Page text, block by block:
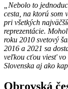
„Nebolo to
cesta, na ktorú som
pri všetkých
reprezentácie.
roku 2010 svetový
2016 a 2021 sa
veľkou cťou viesť vo
Slovenska aj ako
Obrovská